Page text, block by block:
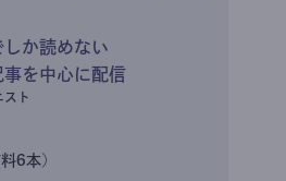
しか読めない
事を中心に配信
スト
6本)